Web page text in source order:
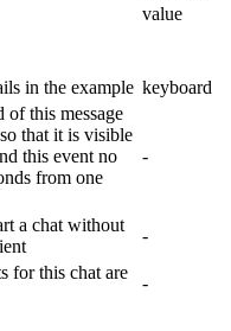
value
in the example keyboard
of this message
that it is visible
this event no
from one
-
a chat without
-
for this chat are
-